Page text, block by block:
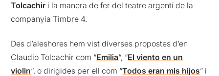
Tolcachir i la manera de fer del teatre argentí de la
companyia Timbre 4.
Des d’aleshores hem vist diverses propostes d’en
Claudio Tolcachir com “Emilia“, “El viento en un
violin“, o dirigides per ell com “Todos eran mis hijos” i